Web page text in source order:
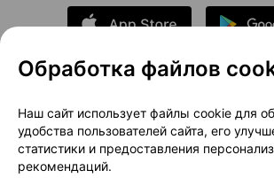
О проекте
Новости
Размещение рекламы
Публичный договор
Обработка файлов
Наш сайт использует файлы cookie для
удобства пользователей сайта, его
статистики и предоставления
рекомендаций.